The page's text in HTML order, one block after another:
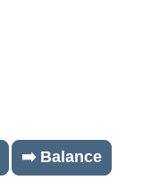
➡️ Balance